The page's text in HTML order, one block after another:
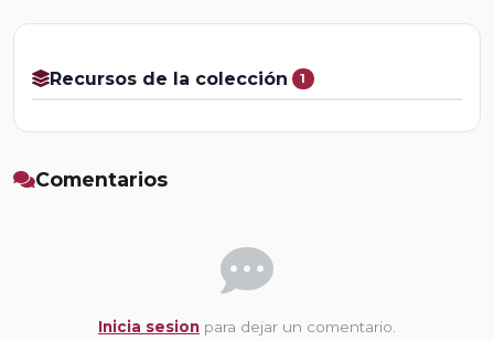
Recursos de la colección 1
Comentarios
Inicia sesion para dejar un comentario.